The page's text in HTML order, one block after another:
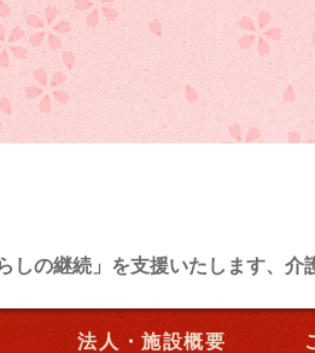
の継続」を支援いたします、介
法人・施設概要